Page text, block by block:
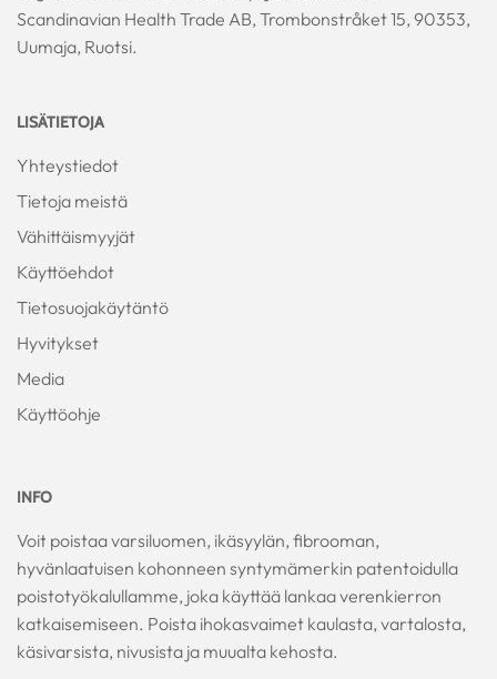
Scandinavian Health Trade AB, Trombonstråket 15, 90353,
Uumaja, Ruotsi.
LISÄTIETOJA
Yhteystiedot
Tietoja meistä
Vähittäismyyjät
Käyttöehdot
Tietosuojakäytäntö
Hyvitykset
Media
Käyttöohje
INFO
Voit poistaa varsiluomen, ikäsyylän, fibrooman,
hyvänlaatuisen kohonneen syntymämerkin patentoidulla
poistotyökalullamme, joka käyttää lankaa verenkierron
katkaisemiseen. Poista ihokasvaimet kaulasta, vartalosta,
käsivarsista, nivusista ja muualta kehosta.